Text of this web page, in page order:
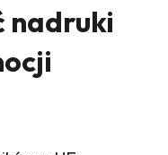
nadruki